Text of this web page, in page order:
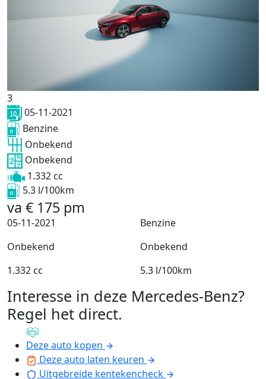
3
05-11-2021
Benzine
Onbekend
Onbekend
1.332 cc
5.3 l/100km
va € 175 pm
05-11-2021
Benzine
Onbekend
Onbekend
1.332 cc
5.3 l/100km
Interesse in deze Mercedes-Benz?
Regel het direct.
Deze auto kopen
Deze auto laten keuren
Uitgebreide kentekencheck